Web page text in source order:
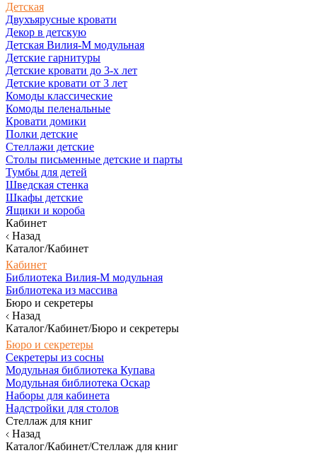
Детская
Двухъярусные кровати
Декор в детскую
Детская Вилия-М модульная
Детские гарнитуры
Детские кровати до 3-х лет
Детские кровати от 3 лет
Комоды классические
Комоды пеленальные
Кровати домики
Полки детские
Стеллажи детские
Столы письменные детские и парты
Тумбы для детей
Шведская стенка
Шкафы детские
Ящики и короба
Кабинет
Назад
Каталог/Кабинет
Кабинет
Библиотека Вилия-М модульная
Библиотека из массива
Бюро и секретеры
Назад
Каталог/Кабинет/Бюро и секретеры
Бюро и секретеры
Секретеры из сосны
Модульная библиотека Купава
Модульная библиотека Оскар
Наборы для кабинета
Надстройки для столов
Стеллаж для книг
Назад
Каталог/Кабинет/Стеллаж для книг